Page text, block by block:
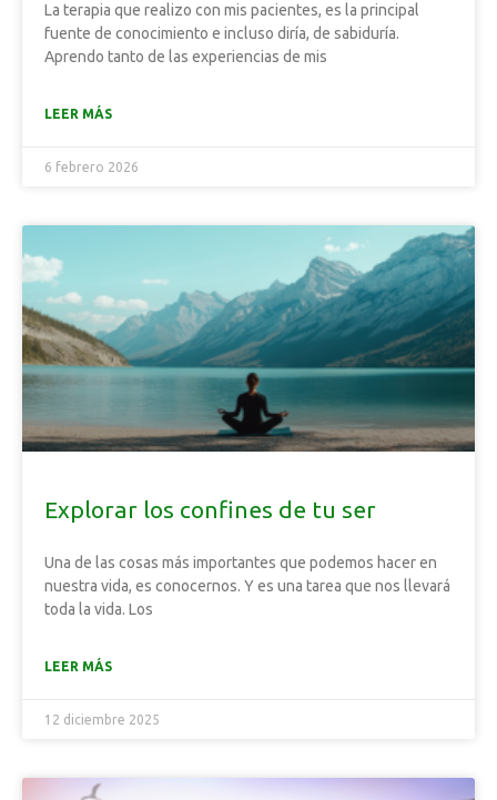
La terapia que realizo con mis pacientes, es la principal
fuente de conocimiento e incluso diría, de sabiduría.
Aprendo tanto de las experiencias de mis
LEER MÁS
6 febrero 2026
Explorar los confines de tu ser
Una de las cosas más importantes que podemos hacer en
nuestra vida, es conocernos. Y es una tarea que nos llevará
toda la vida. Los
LEER MÁS
12 diciembre 2025